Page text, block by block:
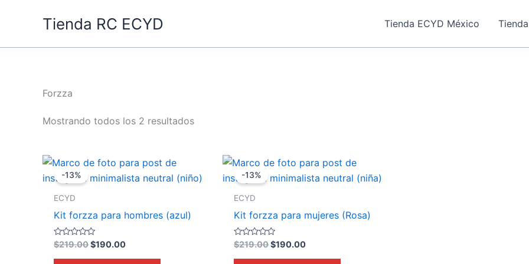
Tienda RC ECYD Tienda ECYD México
Forzza
Mostrando todos los 2 resultados
-13%
ECYD
Kit forzza para hombres (azul)
Valorado
en
0
$219.00
Original
price
was:
$190.00
Current
price
is:
-13%
ECYD
Kit forzza para mujeres (Rosa)
Valorado
en
0
$219.00
Original
price
was:
$190.00
Current
price
is: